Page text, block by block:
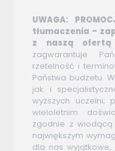
UWAGA:
tłumaczenia –
z naszą
zagwarantuje
rzetelność i
Państwa budżetu.
jak i
wyższych uczelni;
wieloletnim
zgodnie z
największym
dla nas